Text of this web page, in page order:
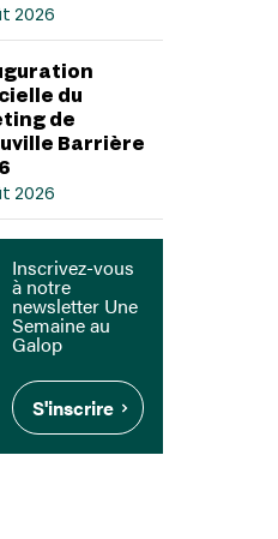
2026
du
de
Barrière
2026
Inscrivez-vous
à notre
newsletter Une
Semaine au
Galop
S'inscrire